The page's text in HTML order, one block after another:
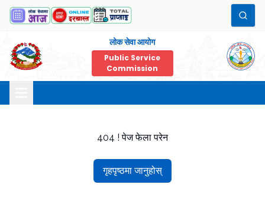
लोक सेवा आयोग
Public Service
Commission
404 ! पेज फेला परेन
गृहपृष्ठमा जानुहोस्